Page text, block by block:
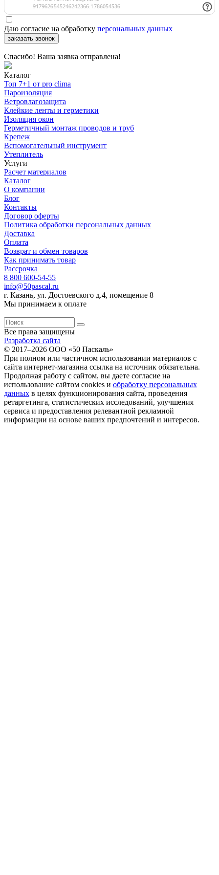
Даю согласие на обработку персональных данных
заказать звонок
Спасибо! Ваша заявка отправлена!
Каталог
Топ 7+1 от pro clima
Пароизоляция
Ветровлагозащита
Клейкие ленты и герметики
Изоляция окон
Герметичный монтаж проводов и труб
Крепеж
Вспомогательный инструмент
Утеплитель
Услуги
Расчет материалов
Каталог
О компании
Блог
Контакты
Договор оферты
Политика обработки персональных данных
Доставка
Оплата
Возврат и обмен товаров
Как принимать товар
Рассрочка
8 800 600-54-55
info@50pascal.ru
г. Казань, ул. Достоевского д.4, помещение 8
Мы принимаем к оплате
Все права защищены
Разработка сайта
© 2017–2026 ООО «50 Паскаль»
При полном или частичном использовании материалов с
сайта интернет-магазина ссылка на источник обязательна.
Продолжая работу с сайтом, вы даете согласие на
использование сайтом cookies и обработку персональных
данных в целях функционирования сайта, проведения
ретаргетинга, статистических исследований, улучшения
сервиса и предоставления релевантной рекламной
информации на основе ваших предпочтений и интересов.